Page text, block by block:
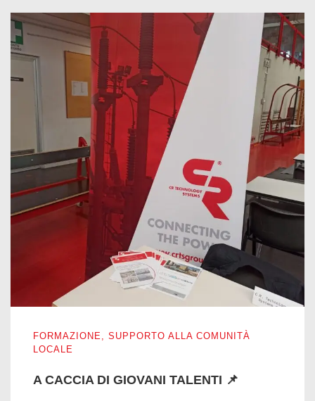
FORMAZIONE
SUPPORTO ALLA COMUNITÀ
LOCALE
A CACCIA DI GIOVANI TALENTI 📌